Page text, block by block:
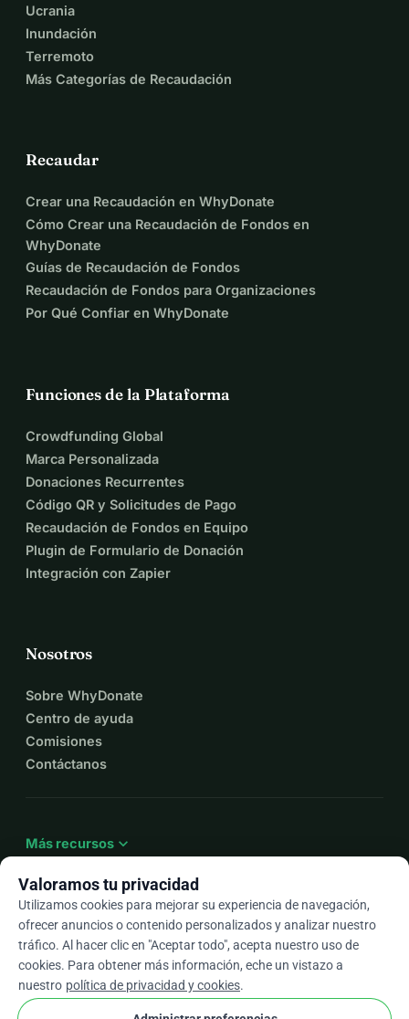
Ucrania
Inundación
Terremoto
Más Categorías de Recaudación
Recaudar
Crear una Recaudación en WhyDonate
Cómo Crear una Recaudación de Fondos en
WhyDonate
Guías de Recaudación de Fondos
Recaudación de Fondos para Organizaciones
Por Qué Confiar en WhyDonate
Funciones de la Plataforma
Crowdfunding Global
Marca Personalizada
Donaciones Recurrentes
Código QR y Solicitudes de Pago
Recaudación de Fondos en Equipo
Plugin de Formulario de Donación
Integración con Zapier
Nosotros
Sobre WhyDonate
Centro de ayuda
Comisiones
Contáctanos
Más recursos expand_more
Esarrow_drop_down
★★★★★4,9 / 5 según más de 500 reseñas
Valoramos tu privacidad
Utilizamos cookies para mejorar su experiencia de navegación,
ofrecer anuncios o contenido personalizados y analizar nuestro
tráfico. Al hacer clic en "Aceptar todo", acepta nuestro uso de
cookies. Para obtener más información, eche un vistazo a
nuestro política de privacidad y cookies.